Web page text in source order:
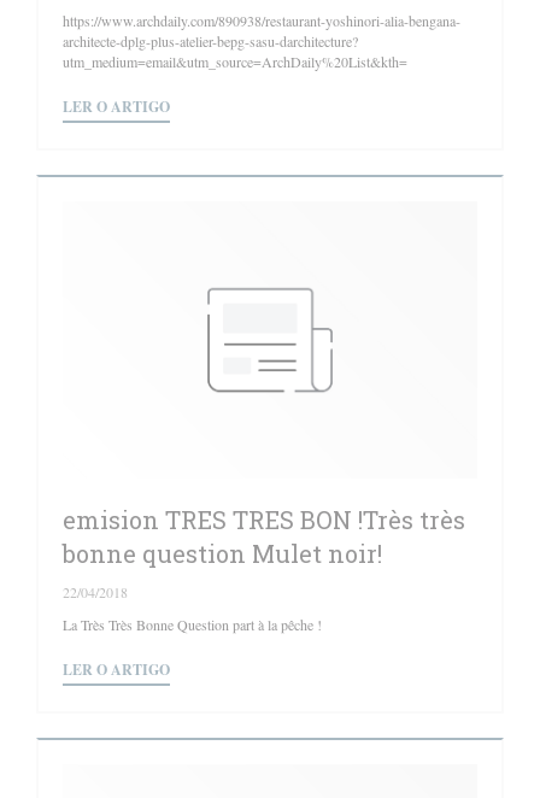
https://www.archdaily.com/890938/restaurant-yoshinori-alia-bengana-
architecte-dplg-plus-atelier-bepg-sasu-darchitecture?
utm_medium=email&utm_source=ArchDaily%20List&kth=
LER O ARTIGO((ABRE NUMA NOVA JANELA))
emision TRES TRES BON !Très très
bonne question Mulet noir!
22/04/2018
La Très Très Bonne Question part à la pêche !
LER O ARTIGO((ABRE NUMA NOVA JANELA))